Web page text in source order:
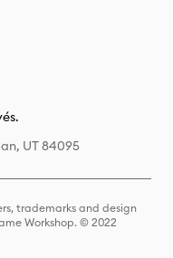
UT 84095
trademarks and design
Workshop. © 2022